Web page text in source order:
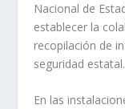
Nacional de
establecer la
recopilación de
seguridad estatal.
En las